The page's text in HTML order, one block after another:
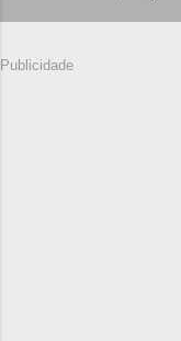
Publicidade